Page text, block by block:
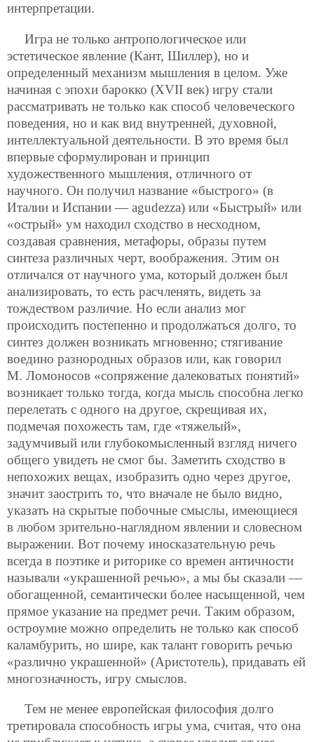
интерпретации.
Игра не только антропологическое или
эстетическое явление (Кант, Шиллер), но и
определенный механизм мышления в целом. Уже
начиная с эпохи барокко (ХVII век) игру стали
рассматривать не только как способ человеческого
поведения, но и как вид внутренней, духовной,
интеллектуальной деятельности. В это время был
впервые сформулирован и принцип
художественного мышления, отличного от
научного. Он получил название «быстрого» (в
Италии и Испании — agudezza) или «Быстрый» или
«острый» ум находил сходство в несходном,
создавая сравнения, метафоры, образы путем
синтеза различных черт, воображения. Этим он
отличался от научного ума, который должен был
анализировать, то есть расчленять, видеть за
тождеством различие. Но если анализ мог
происходить постепенно и продолжаться долго, то
синтез должен возникать мгновенно; стягивание
воедино разнородных образов или, как говорил
М. Ломоносов «сопряжение далековатых понятий»
возникает только тогда, когда мысль способна легко
перелетать с одного на другое, скрещивая их,
подмечая похожесть там, где «тяжелый»,
задумчивый или глубокомысленный взгляд ничего
общего увидеть не смог бы. Заметить сходство в
непохожих вещах, изобразить одно через другое,
значит заострить то, что вначале не было видно,
указать на скрытые побочные смыслы, имеющиеся
в любом зрительно-наглядном явлении и словесном
выражении. Вот почему иносказательную речь
всегда в поэтике и риторике со времен античности
называли «украшенной речью», а мы бы сказали —
обогащенной, семантически более насыщенной, чем
прямое указание на предмет речи. Таким образом,
остроумие можно определить не только как способ
каламбурить, но шире, как талант говорить речью
«различно украшенной» (Аристотель), придавать ей
многозначность, игру смыслов.
Тем не менее европейская философия долго
третировала способность игры ума, считая, что она